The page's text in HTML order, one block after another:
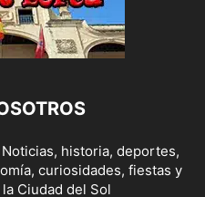
historia, deportes,
curiosidades, fiestas y
Ciudad del Sol